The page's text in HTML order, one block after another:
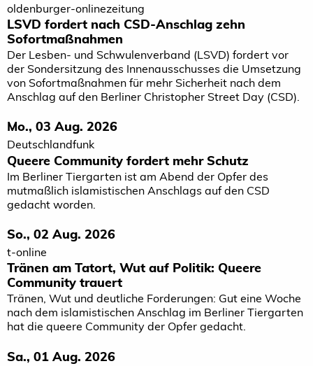
oldenburger-onlinezeitung
LSVD fordert nach CSD-Anschlag zehn
Sofortmaßnahmen
Der Lesben- und Schwulenverband (LSVD) fordert vor
der Sondersitzung des Innenausschusses die Umsetzung
von Sofortmaßnahmen für mehr Sicherheit nach dem
Anschlag auf den Berliner Christopher Street Day (CSD).
Mo., 03 Aug. 2026
Deutschlandfunk
Queere Community fordert mehr Schutz
Im Berliner Tiergarten ist am Abend der Opfer des
mutmaßlich islamistischen Anschlags auf den CSD
gedacht worden.
So., 02 Aug. 2026
t-online
Tränen am Tatort, Wut auf Politik: Queere
Community trauert
Tränen, Wut und deutliche Forderungen: Gut eine Woche
nach dem islamistischen Anschlag im Berliner Tiergarten
hat die queere Community der Opfer gedacht.
Sa., 01 Aug. 2026